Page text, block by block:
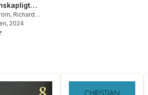
metoder
gott
, Richard
, 2024